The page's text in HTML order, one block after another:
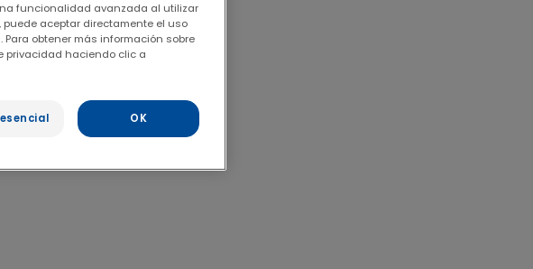
funcionalidad avanzada al utilizar
aceptar directamente el uso
Para obtener más información sobre
privacidad haciendo clic a
OK